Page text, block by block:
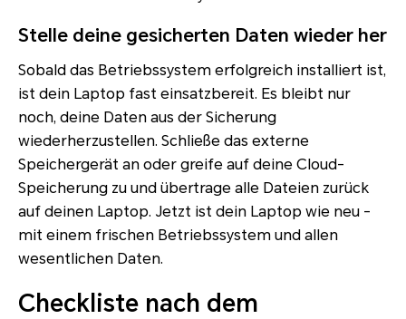
Stelle deine gesicherten Daten wieder her
Sobald das Betriebssystem erfolgreich installiert ist,
ist dein Laptop fast einsatzbereit. Es bleibt nur
noch, deine Daten aus der Sicherung
wiederherzustellen. Schließe das externe
Speichergerät an oder greife auf deine Cloud-
Speicherung zu und übertrage alle Dateien zurück
auf deinen Laptop. Jetzt ist dein Laptop wie neu -
mit einem frischen Betriebssystem und allen
wesentlichen Daten.
Checkliste nach dem